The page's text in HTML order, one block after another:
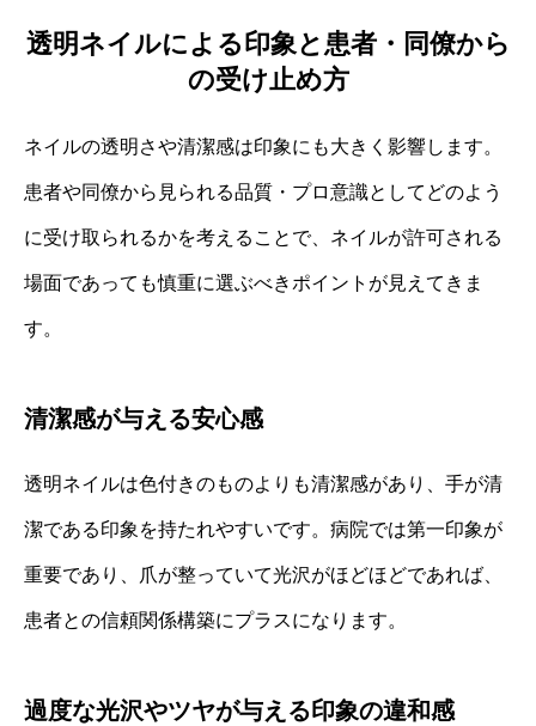
透明ネイルによる印象と患者・同僚から
の受け止め方
ネイルの透明さや清潔感は印象にも大きく影響します。
患者や同僚から見られる品質・プロ意識としてどのよう
に受け取られるかを考えることで、ネイルが許可される
場面であっても慎重に選ぶべきポイントが見えてきま
す。
清潔感が与える安心感
透明ネイルは色付きのものよりも清潔感があり、手が清
潔である印象を持たれやすいです。病院では第一印象が
重要であり、爪が整っていて光沢がほどほどであれば、
患者との信頼関係構築にプラスになります。
過度な光沢やツヤが与える印象の違和感